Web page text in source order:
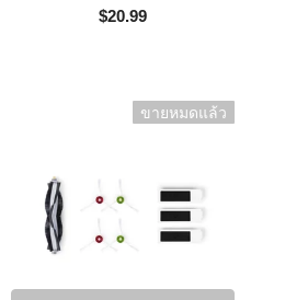
$20.99
ขายหมดแล้ว